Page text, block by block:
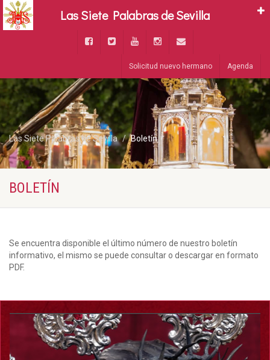
Solicitud nuevo hermano Agenda
Las Siete Palabras de Sevilla Boletín
BOLETÍN
Se encuentra disponible el último número de nuestro boletín
informativo, el mismo se puede consultar o descargar en formato
PDF.
Las Siete Palabras de Sevilla